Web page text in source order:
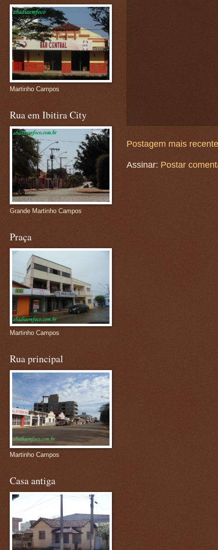
Postagem mais recente
Assinar: Postar
Martinho Campos
Rua em Ibitira City
Grande Martinho Campos
Praça
Martinho Campos
Rua principal
Martinho Campos
Casa antiga